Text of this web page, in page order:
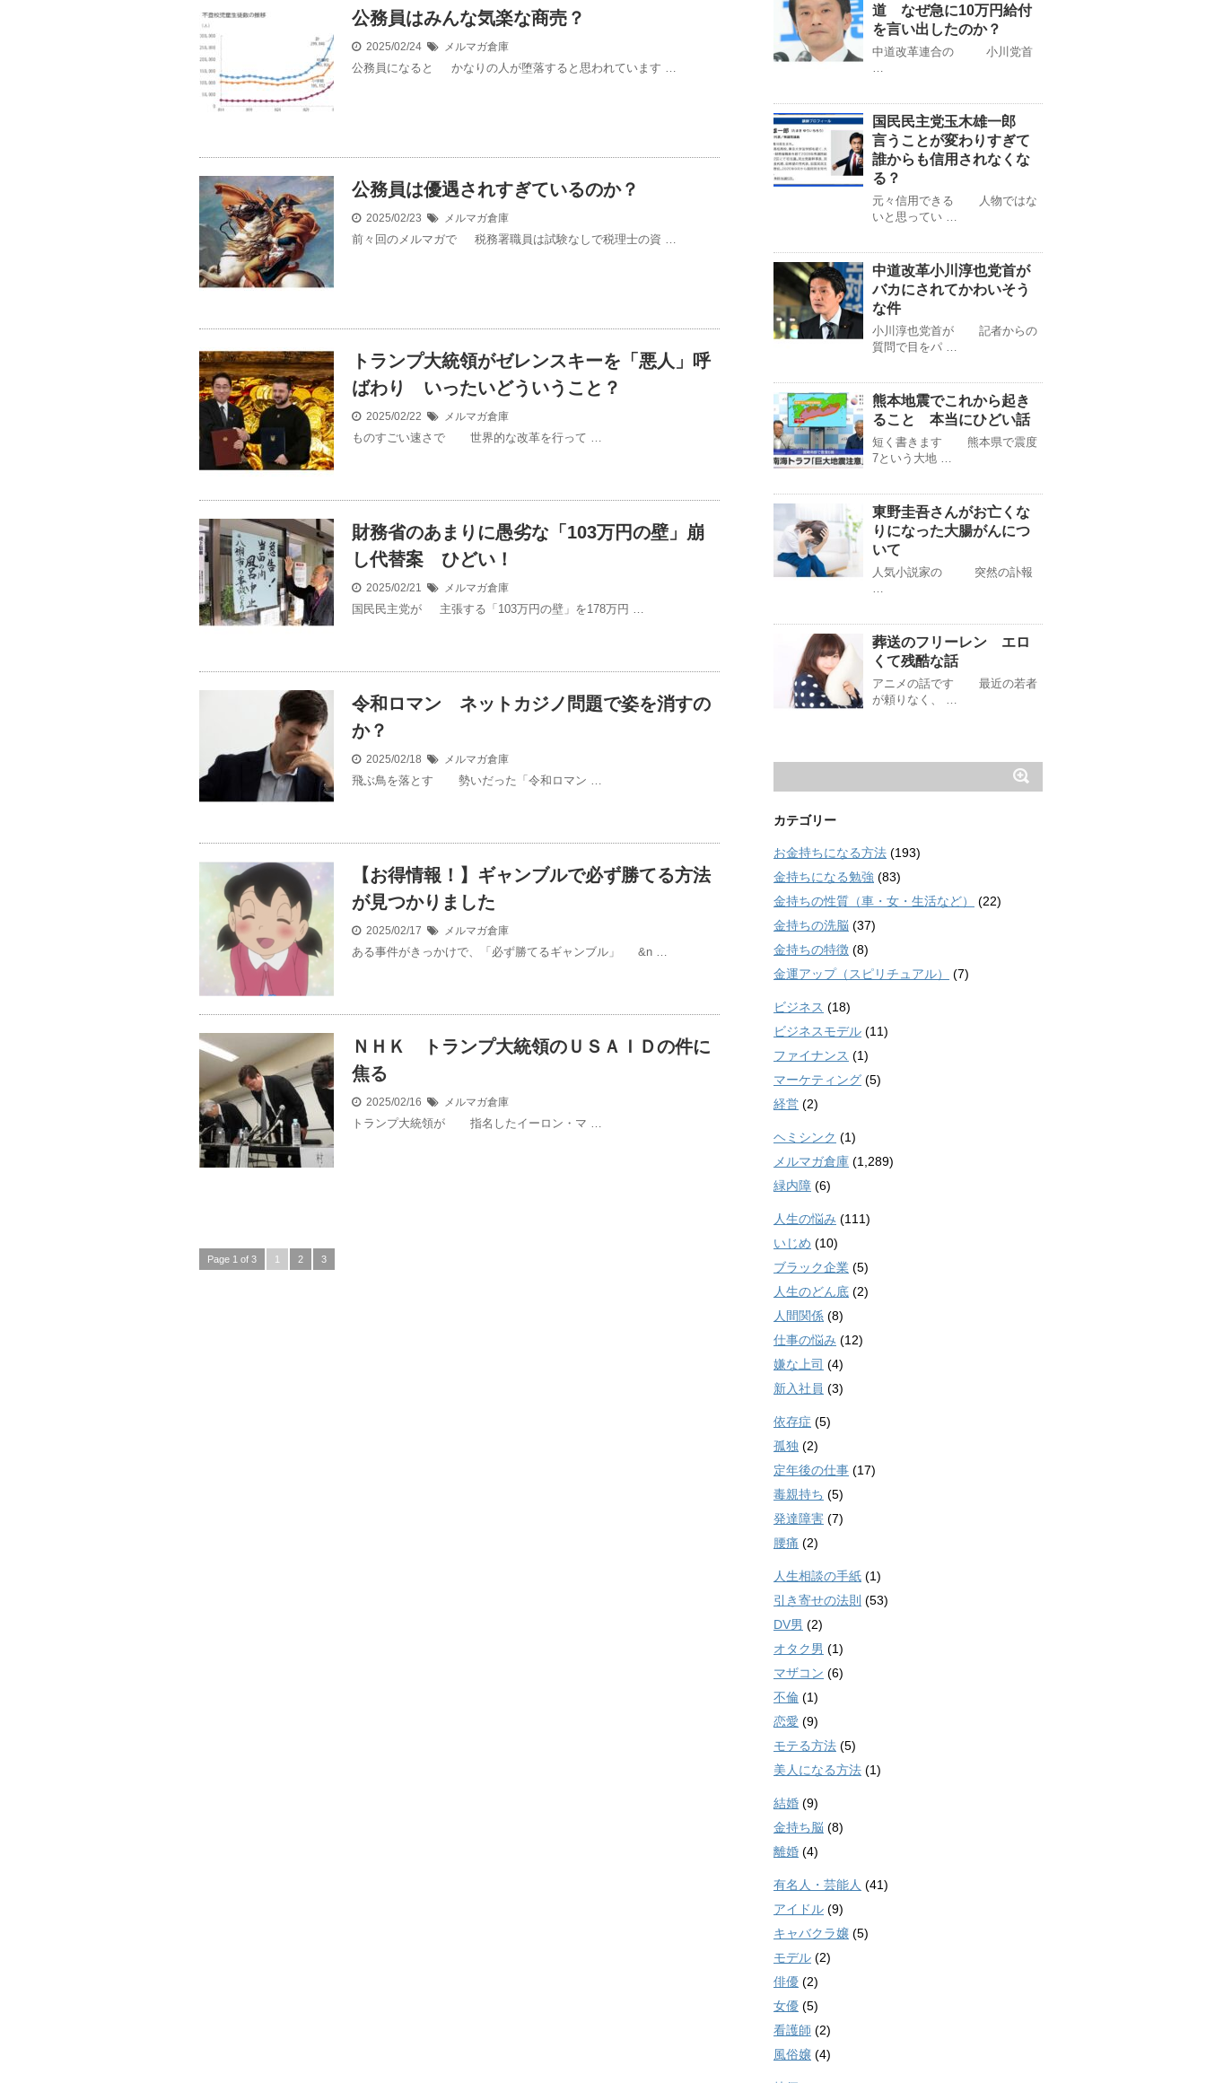
公務員はみんな気楽な商売？
2025/02/24 メルマガ倉庫
公務員になると かなりの人が堕落すると思われています …
公務員は優遇されすぎているのか？
2025/02/23 メルマガ倉庫
前々回のメルマガで 税務署職員は試験なしで税理士の資 …
トランプ大統領がゼレンスキーを「悪人」呼
ばわり いったいどういうこと？
2025/02/22 メルマガ倉庫
ものすごい速さで 世界的な改革を行って …
財務省のあまりに愚劣な「103万円の壁」崩
し代替案 ひどい！
2025/02/21 メルマガ倉庫
国民民主党が 主張する「103万円の壁」を178万円 …
令和ロマン ネットカジノ問題で姿を消すの
か？
2025/02/18 メルマガ倉庫
飛ぶ鳥を落とす 勢いだった「令和ロマン …
【お得情報！】ギャンブルで必ず勝てる方法
が見つかりました
2025/02/17 メルマガ倉庫
ある事件がきっかけで、「必ず勝てるギャンブル」 &n …
ＮＨＫ トランプ大統領のＵＳＡＩＤの件に
焦る
2025/02/16 メルマガ倉庫
トランプ大統領が 指名したイーロン・マ …
Page 1 of 3 1 2 3
道 なぜ急に10万円給付
を言い出したのか？
中道改革連合の 小川党首
…
国民民主党玉木雄一郎
言うことが変わりすぎて
誰からも信用されなくな
る？
元々信用できる 人物ではな
いと思ってい …
中道改革小川淳也党首が
バカにされてかわいそう
な件
小川淳也党首が 記者からの
質問で目をパ …
熊本地震でこれから起き
ること 本当にひどい話
短く書きます 熊本県で震度
7という大地 …
東野圭吾さんがお亡くな
りになった大腸がんにつ
いて
人気小説家の 突然の訃報
…
葬送のフリーレン エロ
くて残酷な話
アニメの話です 最近の若者
が頼りなく、 …
カテゴリー
お金持ちになる方法 (193)
金持ちになる勉強 (83)
金持ちの性質（車・女・生活など）
(22)
金持ちの洗脳 (37)
金持ちの特徴 (8)
金運アップ（スピリチュアル）
(7)
ビジネス (18)
ビジネスモデル (11)
ファイナンス (1)
マーケティング (5)
経営 (2)
ヘミシンク (1)
メルマガ倉庫 (1,289)
緑内障 (6)
人生の悩み (111)
いじめ (10)
ブラック企業 (5)
人生のどん底 (2)
人間関係 (8)
仕事の悩み (12)
嫌な上司 (4)
新入社員 (3)
依存症 (5)
孤独 (2)
定年後の仕事 (17)
毒親持ち (5)
発達障害 (7)
腰痛 (2)
人生相談の手紙 (1)
引き寄せの法則 (53)
DV男 (2)
オタク男 (1)
マザコン (6)
不倫 (1)
恋愛 (9)
モテる方法 (5)
美人になる方法 (1)
結婚 (9)
金持ち脳 (8)
離婚 (4)
有名人・芸能人 (41)
アイドル (9)
キャバクラ嬢 (5)
モデル (2)
俳優 (2)
女優 (5)
看護師 (2)
風俗嬢 (4)